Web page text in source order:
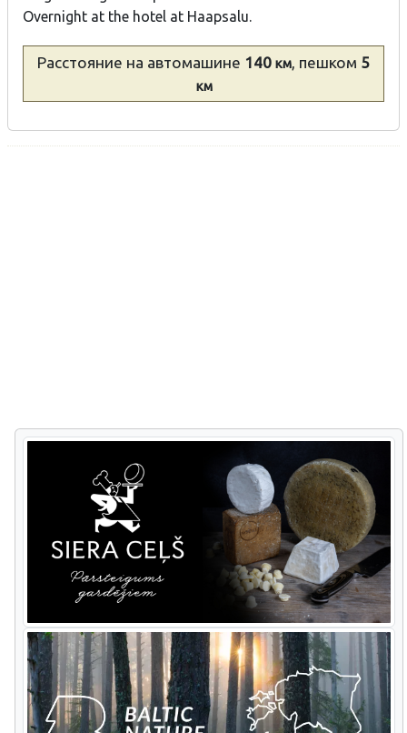
Overnight at the hotel at Haapsalu.
Расстояние на автомашине 140 км , пешком 5
км